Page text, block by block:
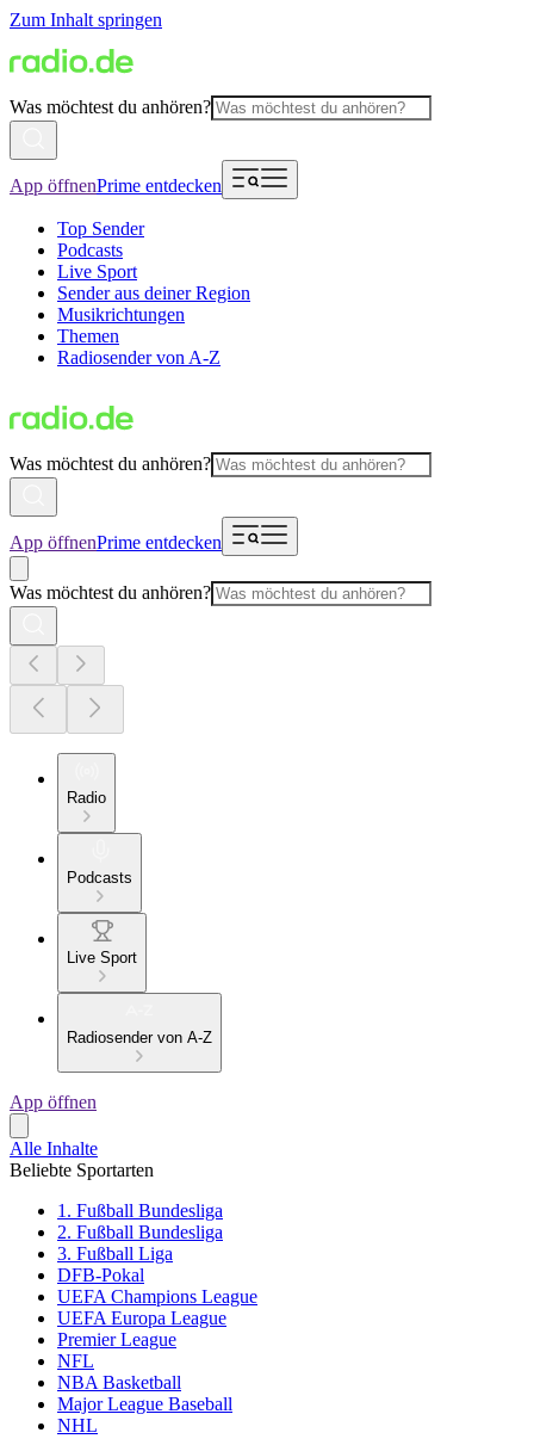
Zum Inhalt springen
Was möchtest du anhören?
App öffnenPrime entdecken
Top Sender
Podcasts
Live Sport
Sender aus deiner Region
Musikrichtungen
Themen
Radiosender von A-Z
Was möchtest du anhören?
App öffnenPrime entdecken
Was möchtest du anhören?
Radio
Podcasts
Live Sport
Radiosender von A-Z
App öffnen
Alle Inhalte
Beliebte Sportarten
1. Fußball Bundesliga
2. Fußball Bundesliga
3. Fußball Liga
DFB-Pokal
UEFA Champions League
UEFA Europa League
Premier League
NFL
NBA Basketball
Major League Baseball
NHL